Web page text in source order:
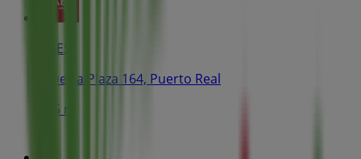
GAES
C De La Plaza 164, Puerto Real
185 m